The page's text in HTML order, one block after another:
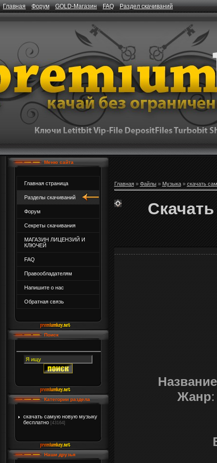
Главная Форум GOLD-Магазин FAQ Раздел скачиваний
Меню сайта
Главная страница
Разделы скачиваний
Форум
Секреты скачивания
МАГАЗИН ЛИЦЕНЗИЙ И
КЛЮЧЕЙ
FAQ
Правообладателям
Напишите о нас
Обратная связь
Поиск
Категории раздела
скачать самую новую музыку
бесплатно [43164]
Наши друзья
Главная» Файлы» Музыка» скачать
Название
Жанр